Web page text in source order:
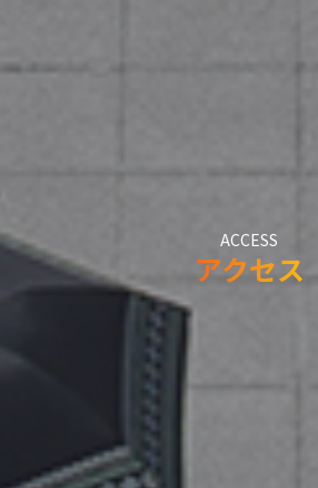
ACCESS
アクセス